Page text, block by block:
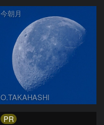
今朝月
O.TAKAHASHI
PR